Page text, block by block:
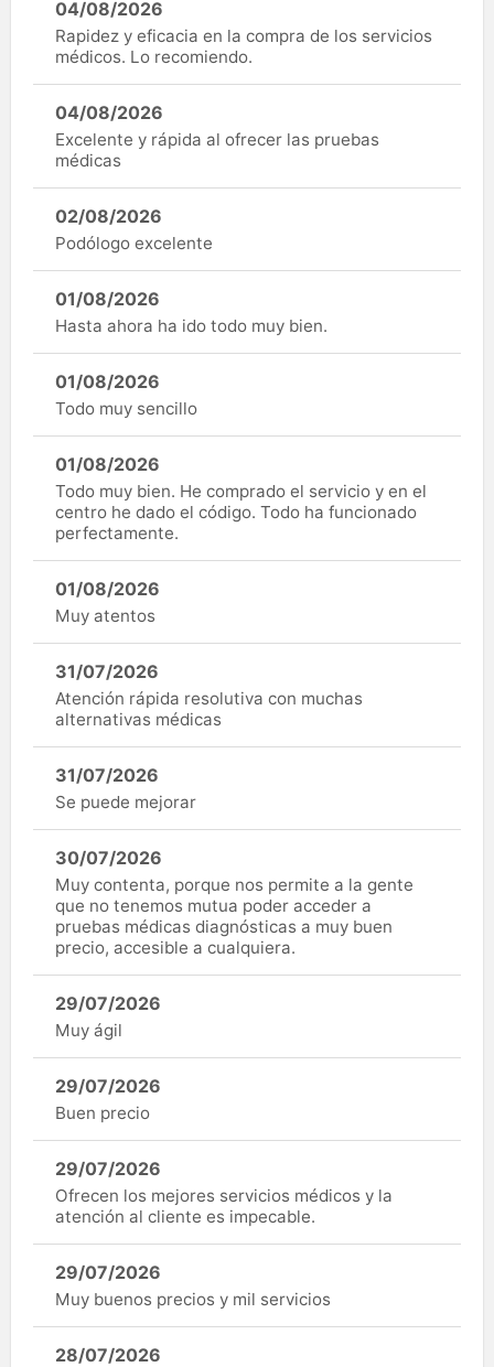
04/08/2026
Rapidez y eficacia en la compra de los servicios
médicos. Lo recomiendo.
04/08/2026
Excelente y rápida al ofrecer las pruebas
médicas
02/08/2026
Podólogo excelente
01/08/2026
Hasta ahora ha ido todo muy bien.
01/08/2026
Todo muy sencillo
01/08/2026
Todo muy bien. He comprado el servicio y en el
centro he dado el código. Todo ha funcionado
perfectamente.
01/08/2026
Muy atentos
31/07/2026
Atención rápida resolutiva con muchas
alternativas médicas
31/07/2026
Se puede mejorar
30/07/2026
Muy contenta, porque nos permite a la gente
que no tenemos mutua poder acceder a
pruebas médicas diagnósticas a muy buen
precio, accesible a cualquiera.
29/07/2026
Muy ágil
29/07/2026
Buen precio
29/07/2026
Ofrecen los mejores servicios médicos y la
atención al cliente es impecable.
29/07/2026
Muy buenos precios y mil servicios
28/07/2026